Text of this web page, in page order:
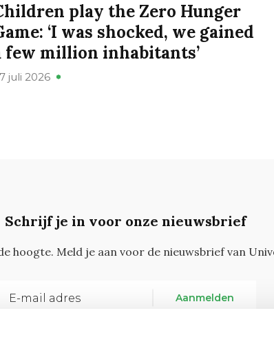
play the Zero Hunger
‘I was shocked, we gained
few million inhabitants’
juli 2026
Schrijf je in voor onze nieuwsbrief
hoogte. Meld je aan voor de nieuwsbrief van
Aanmelden